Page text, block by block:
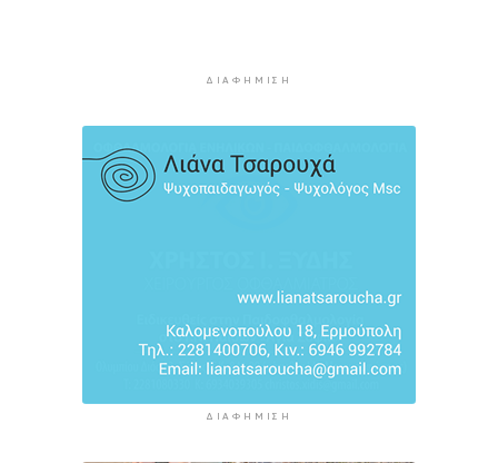
Κυριακής, 9 Αυγούστου
11 ώρες 47 λεπτά πρίν
ΔΙΑΦΉΜΙΣΗ
ΔΙΑΦΉΜΙΣΗ